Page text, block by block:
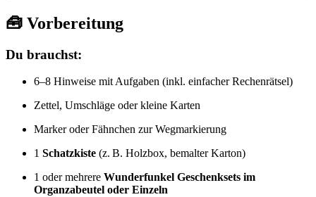
🧰 Vorbereitung
Du brauchst:
6–8 Hinweise mit Aufgaben (inkl. einfacher Rechenrätsel)
Zettel, Umschläge oder kleine Karten
Marker oder Fähnchen zur Wegmarkierung
1 Schatzkiste (z. B. Holzbox, bemalter Karton)
1 oder mehrere Wunderfunkel Geschenksets im
Organzabeutel oder Einzeln